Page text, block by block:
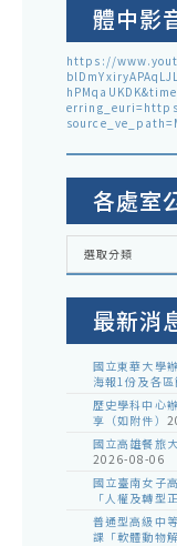
體中影
https://
各處室
各
室
告
選取分類
最新消
國立東華大學
海報1份及各
歷史學科中心
享（如附件）
國立高雄餐旅
2026-08-06
國立臺南女子
「人權及轉型
普通型高級中
課「軟體動物